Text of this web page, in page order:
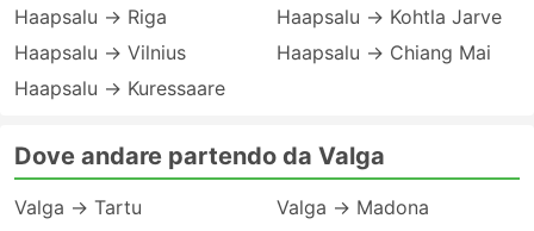
Haapsalu → Riga
Haapsalu → Vilnius
Haapsalu → Kuressaare
Haapsalu → Kohtla Jarve
Haapsalu → Chiang Mai
Dove andare partendo da Valga
Valga → Tartu
Valga → Madona